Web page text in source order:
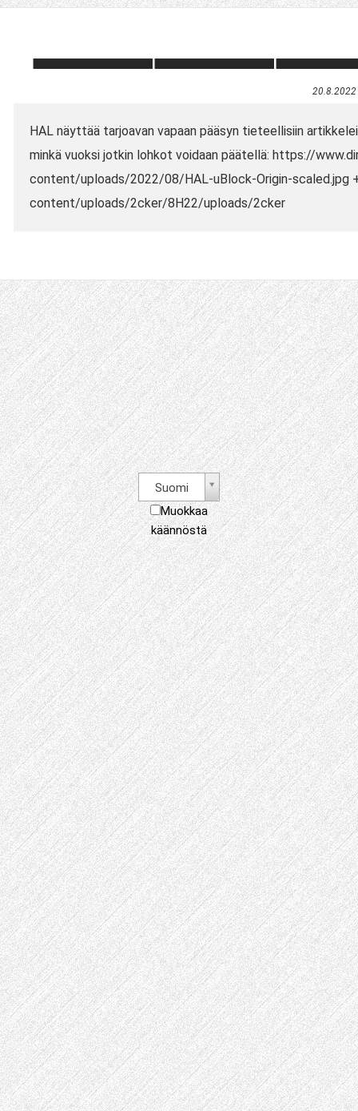
20.8.2022
HAL näyttää tarjoavan vapaan pääsyn tieteellisiin
minkä vuoksi jotkin lohkot voidaan päätellä: https://
content/uploads/2022/08/HAL-uBlock-Origin-
content/uploads/2cker/8H22/uploads/2cker
Suomi
Muokkaa
käännöstä